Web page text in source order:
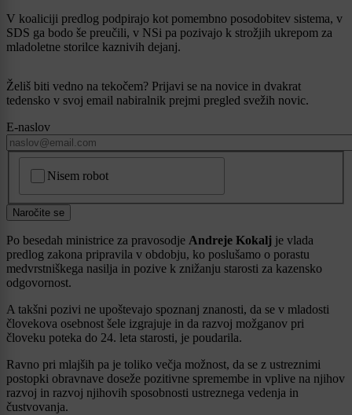
V koaliciji predlog podpirajo kot pomembno posodobitev sistema, v
SDS ga bodo še preučili, v NSi pa pozivajo k strožjih ukrepom za
mladoletne storilce kaznivih dejanj.
Želiš biti vedno na tekočem? Prijavi se na novice in dvakrat
tedensko v svoj email nabiralnik prejmi pregled svežih novic.
E-naslov
Nisem robot
Naročite se
Po besedah ministrice za pravosodje Andreje Kokalj je vlada
predlog zakona pripravila v obdobju, ko poslušamo o porastu
medvrstniškega nasilja in pozive k znižanju starosti za kazensko
odgovornost.
A takšni pozivi ne upoštevajo spoznanj znanosti, da se v mladosti
človekova osebnost šele izgrajuje in da razvoj možganov pri
človeku poteka do 24. leta starosti, je poudarila.
Ravno pri mlajših pa je toliko večja možnost, da se z ustreznimi
postopki obravnave doseže pozitivne spremembe in vplive na njihov
razvoj in razvoj njihovih sposobnosti ustreznega vedenja in
čustvovanja.